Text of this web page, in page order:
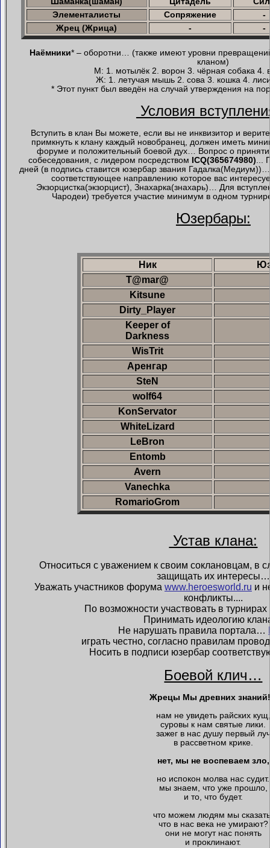
Элементалисты
Сопряжение
-
Жрец (Жрица)
- -
Наёмники* – оборотни… (также имеют уровни
кланом)
М: 1. мотылёк 2. ворон 3. чёрная собака 4.
Ж: 1. летучая мышь 2. сова 3. кошка 4.
* Этот пункт был введён на случай утверждения на
Условия
Вступить в клан Вы можете, если вы не инквизитор и
примкнуть к клану каждый новобранец, должен иметь
форуме и положительный боевой дух… Вопрос о
собеседования, с лидером посредством ICQ(365674980)...
дней (в подпись ставится юзербар звания
соответствующее направлению которое вас
Экзорцистка(экзорцист), Знахарка(знахарь)… Для
Чародеи) требуется участие минимум в одном
Юзербары:
Ник
T@mar@
Kitsune
Dirty_Player
Keeper of
Darkness
WisTrit
Аренгар
SteN
wolf64
KonServator
WhiteLizard
LeBron
Entomb
Avern
Vanechka
RomarioGrom
Устав клана:
Относиться с уважением к своим соклановцам, в
защищать их интересы…
Уважать участников форума www.heroesworld.ru и
конфликты....
По возможности участвовать в
Принимать идеологию
Не нарушать правила портала…
играть честно, согласно правилам
Носить в подписи юзербар
Боевой клич…
Жрецы Мы древних
нам не увидеть райских кущ,
суровы к нам святые лики.
зажег в нас душу первый луч
в рассветном крике.
нет, мы не воспеваем зло,
но испокон молва нас судит.
мы знаем, что уже прошло,
и то, что будет.
что можем людям мы
что в нас века не умирают?
они не могут нас понять
и проклинают.